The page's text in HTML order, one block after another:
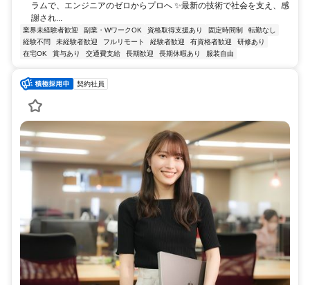
ラムで、エンジニアのゼロからプロへ ✨最新の技術で社会を支え、感
謝され...
業界未経験者歓迎 副業・WワークOK 資格取得支援あり 固定時間制
転勤なし
経験不問
未経験者歓迎 フルリモート 経験者歓迎 有資格者歓迎
研修あり
在宅OK
賞与あり 交通費支給 長期歓迎 長期休暇あり 服装自由
契約社員